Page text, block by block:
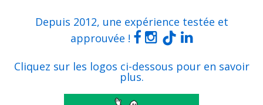
Depuis 2012, une expérience testée et
approuvée !
Cliquez sur les logos ci-dessous pour en savoir
plus.